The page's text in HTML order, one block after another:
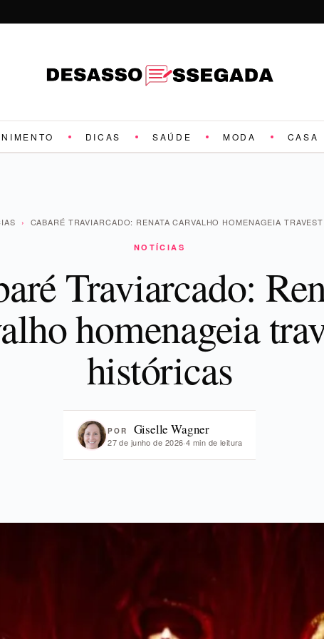
DICAS SAÚDE MODA CASA
› CABARÉ TRAVIARCADO: RENATA CARVALHO HOMENAGEIA
NOTÍCIAS
Traviarcado:
homenageia
históricas
POR Giselle Wagner
27 de junho de 2026·4 min de leitura